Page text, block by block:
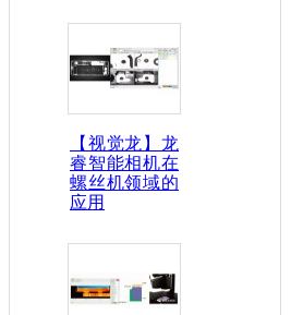
【视觉龙】龙
睿智能相机在
螺丝机领域的
应用